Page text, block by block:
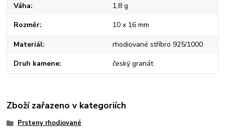
Váha 1,8 g
Rozměr 10 x 16 mm
Materiál rhodiované stříbro 925/1000
Druh kamene český granát
Zboží zařazeno v kategoriích
Prsteny rhodiované